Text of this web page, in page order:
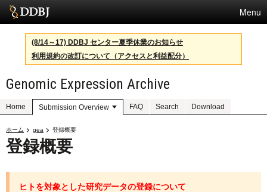
Menu
サービス
スパコン
統計
活動
センターについて
(8/14～17) DDBJ センター夏季休業のお知らせ
利用規約の改訂について（アクセスと利益配分）
Genomic Expression Archive
Home Submission Overview FAQ Search Download
ホーム gea 登録概要
登録概要
ヒトを対象とした研究データの登録について